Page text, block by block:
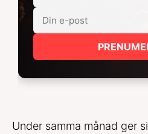
Under samma månad ger